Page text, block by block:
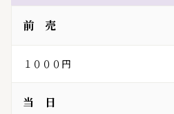
前 売
１０００円
当 日